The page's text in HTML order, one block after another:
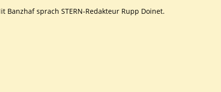
Banzhaf sprach STERN-Redakteur Rupp Doinet.